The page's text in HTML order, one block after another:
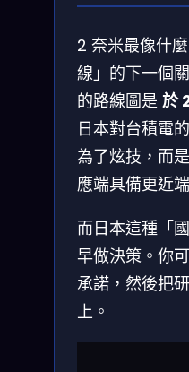
2 奈米最像什
線」的下一個
的路線圖是 於
日本對台積電
為了炫技，而
應端具備更近
而日本這種「
早做決策。你
承諾，然後把
上。